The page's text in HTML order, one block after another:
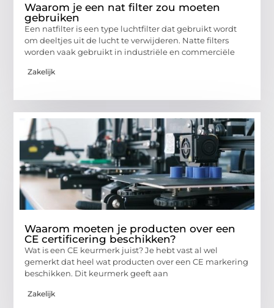
Waarom je een nat filter zou moeten
gebruiken
Een natfilter is een type luchtfilter dat gebruikt wordt
om deeltjes uit de lucht te verwijderen. Natte filters
worden vaak gebruikt in industriële en commerciële
Zakelijk
Waarom moeten je producten over een
CE certificering beschikken?
Wat is een CE keurmerk juist? Je hebt vast al wel
gemerkt dat heel wat producten over een CE markering
beschikken. Dit keurmerk geeft aan
Zakelijk